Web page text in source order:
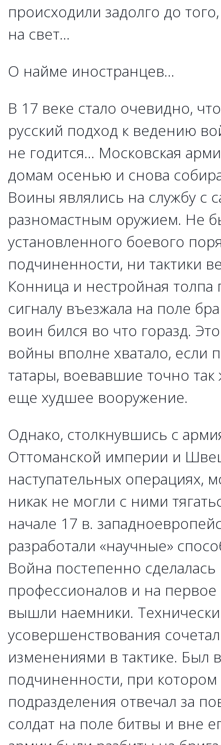
происходили задолго до
на свет...
О найме иностранцев...
В 17 веке стало очевидно,
русский подход к ведению
не годится... Московская
домам осенью и снова
Воины являлись на службу с
разномастным оружием. Не
установленного боевого
подчиненности, ни тактики
Конница и нестройная толпа
сигналу въезжала на поле
воин бился во что горазд.
войны вполне хватало, если
татары, воевавшие точно
еще худшее вооружение.
Однако, столкнувшись с
Оттоманской империи и
наступательных операциях,
никак не могли с ними
начале 17 в.
разработали «научные»
Война постепенно
профессионалов и на
вышли наемники.
усовершенствования
изменениями в тактике. Был
подчиненности, при
подразделения отвечал за
солдат на поле битвы и вне